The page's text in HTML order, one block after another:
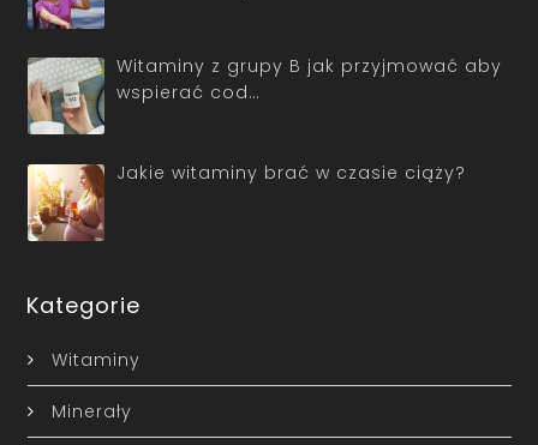
Witaminy z grupy B jak przyjmować aby
wspierać cod…
Jakie witaminy brać w czasie ciąży?
Kategorie
Witaminy
Minerały